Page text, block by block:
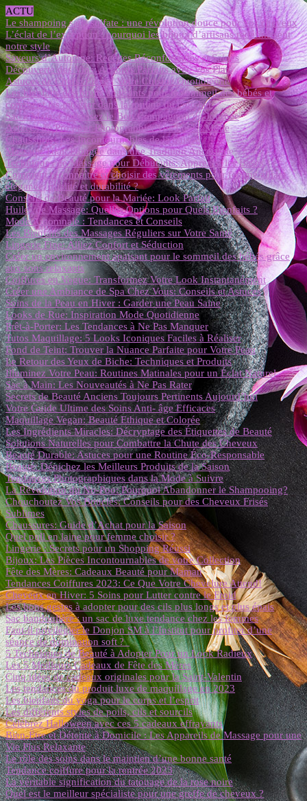
ACTU
Le shampoing sans sulfate : une révolution douce pour vos cheveux
L’éclat de l’exception : pourquoi les bijoux d’artisans redéfinissent
notre style
Saveurs d’Automne: Recettes Réconfortantes et Saines
Découverte des Vins: Accords Parfaits avec Vos Plats
Astuces de Chefs: Élevez Votre Cuisine Quotidienne
Les bienfaits des bruits apaisants pour le sommeil des bébés et
comment les intégrer dans la routine du coucher
Sac à Main: Choisissez le Bon Compagnon de Journée
Astuces de Pro pour Photographier vos Looks Mode
Chaussures: Les Incontournables de la Saison
Massage Thaï: Plongée dans une Tradition Ancestrale
Techniques de Massage pour Débutants: Apprenez les Bases
Comment reconnaître et choisir des vêtements pour femme alliant
élégance, qualité et durabilité ?
Conseils de Beauté pour la Mariée: Look Parfait
Huiles de Massage: Quelles Options pour Quels Bienfaits ?
Mode Automnale : Tendances et Conseils
Les Bienfaits des Massages Réguliers sur Votre Santé
Lingerie Fine: Alliez Confort et Séduction
Créer un environnement apaisant pour le sommeil des bébés grâce
aux sons relaxants
Coiffures en Vogue: Transformez Votre Look Instantanément
Créer une Ambiance de Spa Chez Vous: Conseils et Astuces
Soins de la Peau en Hiver : Garder une Peau Saine
Looks de Rue: Inspiration Mode Quotidienne
Prêt-à-Porter: Les Tendances à Ne Pas Manquer
Tutos Maquillage: 5 Looks Iconiques Faciles à Réaliser
Fond de Teint: Trouver la Nuance Parfaite pour Votre Peau
Le Retour des Yeux de Biche: Techniques et Produits
Illuminez Votre Peau: Routines Matinales pour un Éclat Naturel
Sac à Main: Les Nouveautés à Ne Pas Rater
Secrets de Beauté Anciens Toujours Pertinents Aujourd’hui
Votre Guide Ultime des Soins Anti- âge Efficaces
Maquillage Vegan: Beauté Ethique et Colorée
Les Ingrédients Miracles: Décryptage des Étiquettes de Beauté
Solutions Naturelles pour Combattre la Chute des Cheveux
Beauté Durable: Astuces pour une Routine Éco-Responsable
Beauté: Dénichez les Meilleurs Produits de la Saison
Tendances Photographiques dans la Mode à Suivre
La Révolution du No-Poo: Pourquoi Abandonner le Shampooing?
Chouchoutez Vos Boucles: Conseils pour des Cheveux Frisés
Sublimes
Chaussures: Guide d’Achat pour la Saison
Quel pull en laine pour femme choisir ?
Lingerie : Secrets pour un Shopping Réussi
Bijoux: Les Pièces Incontournables de votre Collection
Fête des Mères: Cadeaux Beauté pour Maman
Tendances Coiffures 2023: Ce Que Votre Chevelure Attend!
Cheveux en Hiver: 5 Soins pour Lutter contre le Froid
Les bons gestes à adopter pour des cils plus longs et plus épais
Sac bandoulière : un sac de luxe tendance chez les femmes
Faut-il privilégier le Donjon SM à l’Institut pour profiter d’une
séance de domination soft ?
5 Techniques de Beauté à Adopter Pour un Look Radieux
Les 5 Meilleurs Cadeaux de Fête des Mères
Cinq idées de cadeaux originales pour la Saint-Valentin
Les tendances du produit luxe de maquillage en 2023
Les bienfaits du yoga pour le corps et l’esprit
Les différents styles de poils, cils et sourcils
Célébrez Halloween avec ces 5 cadeaux effrayants
Bien-Être et Détente à Domicile : Les Appareils de Massage pour une
Vie Plus Relaxante
Le rôle des soins dans le maintien d’une bonne santé
Tendance coiffure pour la rentrée 2023
La véritable signification du tatouage de la rose noire
Quel est le meilleur spécialiste pour une greffe de cheveux ?